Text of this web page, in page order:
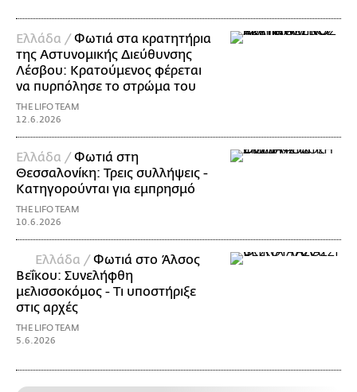
Ελλάδα /Φωτιά στα κρατητήρια
της Αστυνομικής Διεύθυνσης
Λέσβου: Κρατούμενος φέρεται
να πυρπόλησε το στρώμα του
THE LIFO TEAM
12.6.2026
Ελλάδα /Φωτιά στη
Θεσσαλονίκη: Τρεις συλλήψεις -
Κατηγορούνται για εμπρησμό
THE LIFO TEAM
10.6.2026
Ελλάδα /Φωτιά στο Άλσος
Βεΐκου: Συνελήφθη
μελισσοκόμος - Τι υποστήριξε
στις αρχές
THE LIFO TEAM
5.6.2026